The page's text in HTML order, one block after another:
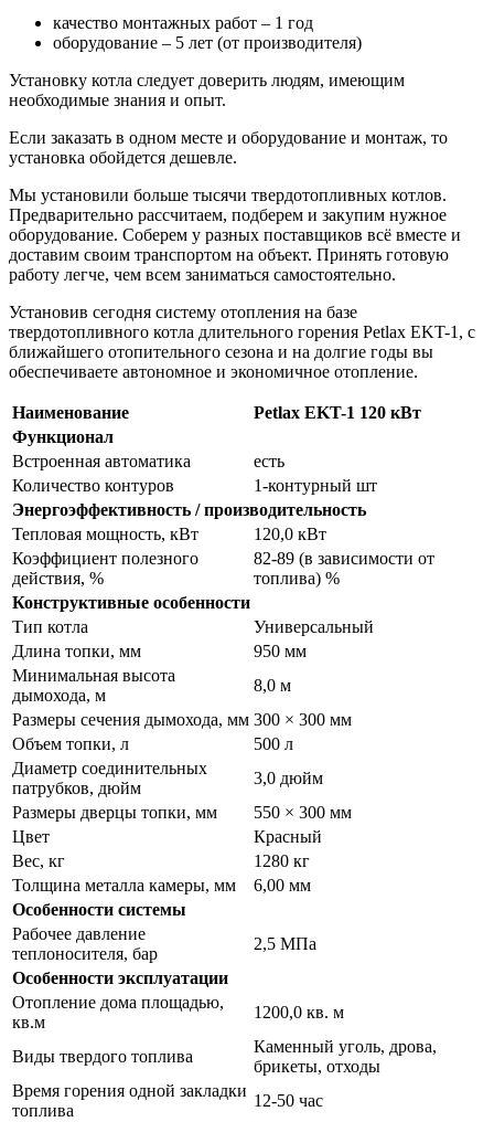
качество монтажных работ – 1 год
оборудование – 5 лет (от производителя)
Установку котла следует доверить людям, имеющим
необходимые знания и опыт.
Если заказать в одном месте и оборудование и монтаж, то
установка обойдется дешевле.
Мы установили больше тысячи твердотопливных котлов.
Предварительно рассчитаем, подберем и закупим нужное
оборудование. Соберем у разных поставщиков всё вместе и
доставим своим транспортом на объект. Принять готовую
работу легче, чем всем заниматься самостоятельно.
Установив сегодня систему отопления на базе
твердотопливного котла длительного горения Petlax EKT-1, с
ближайшего отопительного сезона и на долгие годы вы
обеспечиваете автономное и экономичное отопление.
Наименование
Petlax EKT-1 120 кВт
Функционал
Встроенная автоматика
есть
Количество контуров
1-контурный шт
Энергоэффективность / производительность
Тепловая мощность, кВт
120,0 кВт
Коэффициент полезного
действия, %
82-89 (в зависимости от
топлива) %
Конструктивные особенности
Тип котла
Универсальный
Длина топки, мм
950 мм
Минимальная высота
дымохода, м
8,0 м
Размеры сечения дымохода, мм 300 × 300 мм
Объем топки, л
500 л
Диаметр соединительных
патрубков, дюйм
3,0 дюйм
Размеры дверцы топки, мм
550 × 300 мм
Цвет
Красный
Вес, кг
1280 кг
Толщина металла камеры, мм
6,00 мм
Особенности системы
Рабочее давление
теплоносителя, бар
2,5 МПа
Особенности эксплуатации
Отопление дома площадью,
кв.м
1200,0 кв. м
Виды твердого топлива
Каменный уголь, дрова,
брикеты, отходы
Время горения одной закладки
топлива
12-50 час